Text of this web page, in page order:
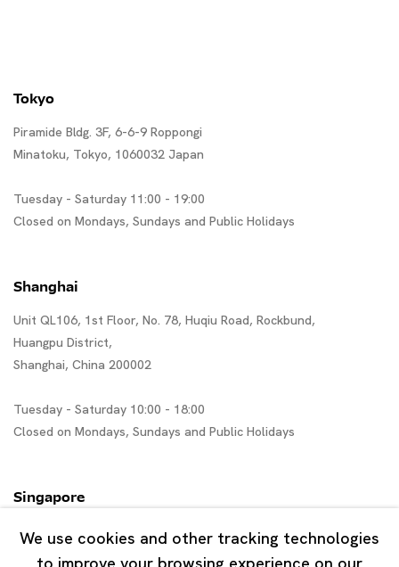
Tokyo
Piramide Bldg. 3F, 6-6-9 Roppongi
Minatoku, Tokyo, 1060032 Japan
Tuesday - Saturday 11:00 - 19:00
Closed on Mondays, Sundays and Public Holidays
Shanghai
Unit QL106, 1st Floor, No. 78, Huqiu Road, Rockbund,
Huangpu District,
Shanghai, China 200002
Tuesday - Saturday 10:00 - 18:00
Closed on Mondays, Sundays and Public Holidays
Singapore
7 Lock Road, #02-13 Gillman Barracks
We use cookies and other tracking technologies